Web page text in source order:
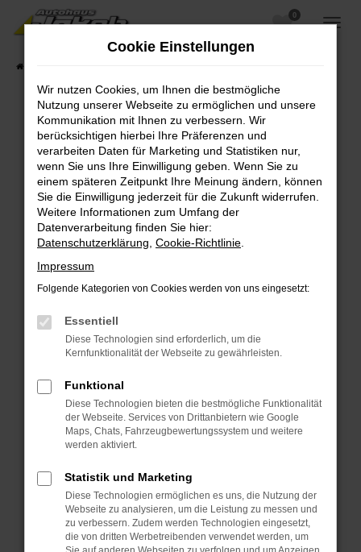
Zum
Hauptinhalt
0
Fehler: Network Error
Beim Laden ist ein Fehler aufgetreten.
Hier sind ein paar Tipps, die dir helfen können:
Überprüfe deine Firewall und deine
Internetverbindung.
Laden andere Webseiten, zum Beispiel deine
Suchmaschine?
Prüfe deine Browsererweiterungen.
Manche Erweiterungen, wie Werbeblocker,
können das Laden bestimmter Seiten
verhindern. Funktioniert die Seite in einem
Fenster?
Starte dein Gerät neu.
Das kann manchmal helfen, vorübergehende
Probleme zu beheben.
Betriebssystem auf dem neuesten Stand
sind.
Veraltete Software birgt nicht nur ein
Sicherheitsrisiko, sondern kann auch dazu
Cookie Einstellungen
Wir nutzen Cookies, um Ihnen die bestmögliche
Nutzung unserer Webseite zu ermöglichen und unsere
Kommunikation mit Ihnen zu verbessern. Wir
berücksichtigen hierbei Ihre Präferenzen und
verarbeiten Daten für Marketing und Statistiken nur,
wenn Sie uns Ihre Einwilligung geben. Wenn Sie zu
einem späteren Zeitpunkt Ihre Meinung ändern, können
Sie die Einwilligung jederzeit für die Zukunft widerrufen.
Weitere Informationen zum Umfang der
Datenverarbeitung finden Sie hier:
Datenschutzerklärung Cookie-Richtlinie
Impressum
Folgende Kategorien von Cookies werden von uns eingesetzt:
Essentiell
Diese Technologien sind erforderlich, um die
Kernfunktionalität der Webseite zu gewährleisten.
Funktional
Diese Technologien bieten die bestmögliche Funktionalität
der Webseite. Services von Drittanbietern wie Google
Maps, Chats, Fahrzeugbewertungssystem und weitere
werden aktiviert.
Statistik und Marketing
Diese Technologien ermöglichen es uns, die Nutzung der
Webseite zu analysieren, um die Leistung zu messen und
zu verbessern. Zudem werden Technologien eingesetzt,
die von dritten Werbetreibenden verwendet werden, um